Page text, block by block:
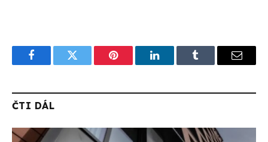
FacebookTwitter Pinterest LinkedInTumblr Email
ČTI DÁL